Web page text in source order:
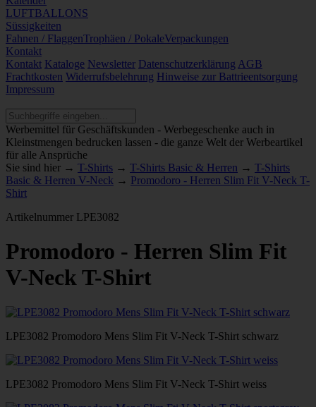
LUFTBALLONS
Süssigkeiten
Fahnen / FlaggenTrophäen / PokaleVerpackungen
Kontakt
Kontakt Kataloge Newsletter Datenschutzerklärung AGB
Frachtkosten Widerrufsbelehrung Hinweise zur Battrieentsorgung
Impressum
Werbemittel für Geschäftskunden - Werbegeschenke auch in
Kleinstmengen bedrucken lassen - die ganze Welt der Werbeartikel
für alle Ansprüche
Sie sind hier → T-Shirts → T-Shirts Basic & Herren → T-Shirts
Basic & Herren V-Neck → Promodoro - Herren Slim Fit V-Neck T-
Shirt
Artikelnummer LPE3082
Promodoro - Herren Slim Fit
V-Neck T-Shirt
LPE3082 Promodoro Mens Slim Fit V-Neck T-Shirt schwarz
LPE3082 Promodoro Mens Slim Fit V-Neck T-Shirt weiss